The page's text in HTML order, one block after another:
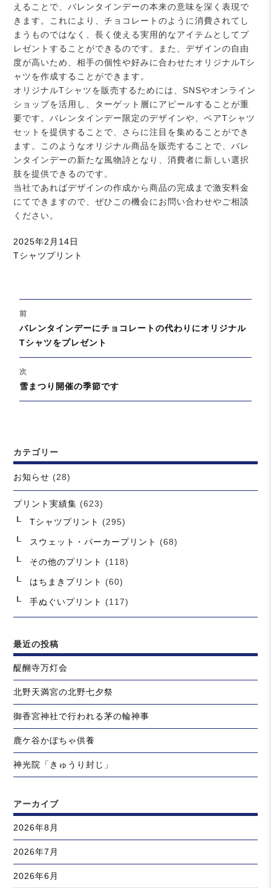
えることで、バレンタインデーの本来の意味を深く表現で
きます。これにより、チョコレートのように消費されてし
まうものではなく、長く使える実用的なアイテムとしてプ
レゼントすることができるのです。また、デザインの自由
度が高いため、相手の個性や好みに合わせたオリジナルTシ
ャツを作成することができます。
オリジナルTシャツを販売するためには、SNSやオンライン
ショップを活用し、ターゲット層にアピールすることが重
要です。バレンタインデー限定のデザインや、ペアTシャツ
セットを提供することで、さらに注目を集めることができ
ます。このようなオリジナル商品を販売することで、バレ
ンタインデーの新たな風物詩となり、消費者に新しい選択
肢を提供できるのです。
当社であればデザインの作成から商品の完成まで激安料金
にてできますので、ぜひこの機会にお問い合わせやご相談
ください。
投
稿
2025年2月14日
カ
ー
Tシャツプリント
稿
ナ
ビ
ゲ
ー
シ
ョ
前
過
去
の
投
稿:
バレンタインデーにチョコレートの代わりにオリジナル
Tシャツをプレゼント
次
次
の
雪まつり開催の季節です
カテゴリー
お知らせ (28)
プリント実績集 (623)
Tシャツプリント
(295)
スウェット・パーカープリント (68)
その他のプリント (118)
はちまきプリント (60)
手ぬぐいプリント (117)
最近の投稿
醍醐寺万灯会
北野天満宮の北野七夕祭
御香宮神社で行われる茅の輪神事
鹿ケ谷かぼちゃ供養
神光院「きゅうり封じ」
アーカイブ
2026年8月
2026年7月
2026年6月